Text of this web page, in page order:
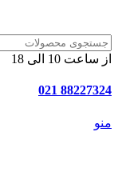
از ساعت 10 الی 18
88227324 021
منو